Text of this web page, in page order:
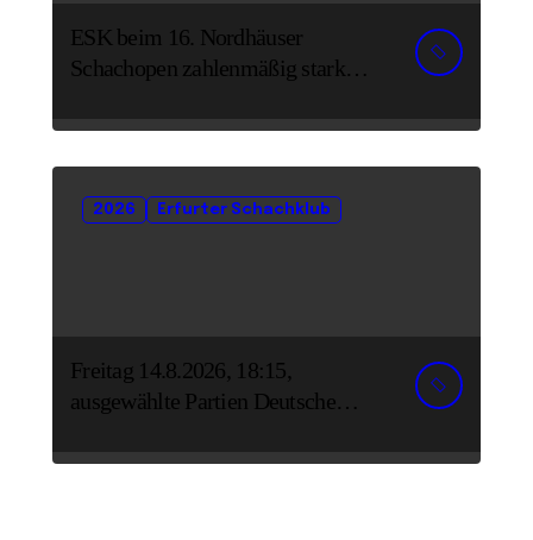
ESK beim 16. Nordhäuser
Schachopen zahlenmäßig stark
2026 Erfurter Schachklub
Freitag 14.8.2026, 18:15,
ausgewählte Partien Deutsche